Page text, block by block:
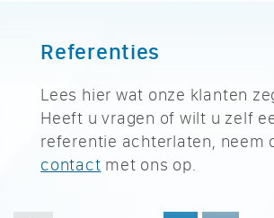
Referenties
Lees hier wat onze klanten
Heeft u vragen of wilt u zelf
referentie achterlaten, neem
contact met ons op.